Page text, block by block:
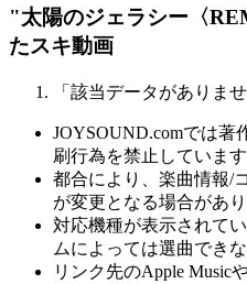
"太陽のジェラシー〈
たスキ動画
「該当データがありませ
JOYSOUND.comでは著
刷行為を禁止しています
都合により、楽曲情報/
が変更となる場合があり
対応機種が表示されて
ムによっては選曲でき
リンク先のApple Music